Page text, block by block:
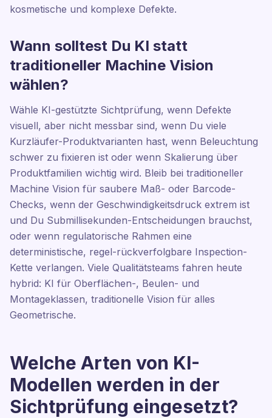
kosmetische und komplexe Defekte.
Wann solltest Du KI statt
traditioneller Machine Vision
wählen?
Wähle KI-gestützte Sichtprüfung, wenn Defekte
visuell, aber nicht messbar sind, wenn Du viele
Kurzläufer-Produktvarianten hast, wenn Beleuchtung
schwer zu fixieren ist oder wenn Skalierung über
Produktfamilien wichtig wird. Bleib bei traditioneller
Machine Vision für saubere Maß- oder Barcode-
Checks, wenn der Geschwindigkeitsdruck extrem ist
und Du Submillisekunden-Entscheidungen brauchst,
oder wenn regulatorische Rahmen eine
deterministische, regel-rückverfolgbare Inspection-
Kette verlangen. Viele Qualitätsteams fahren heute
hybrid: KI für Oberflächen-, Beulen- und
Montageklassen, traditionelle Vision für alles
Geometrische.
Welche Arten von KI-
Modellen werden in der
Sichtprüfung eingesetzt?